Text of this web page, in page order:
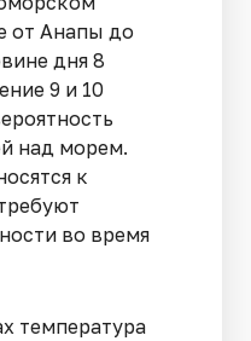
от Анапы до
дня 8
9 и 10
над морем.
к
во время
температура